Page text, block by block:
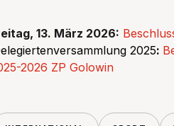
13. März 2026:
2025:
2026 ZP Golowin